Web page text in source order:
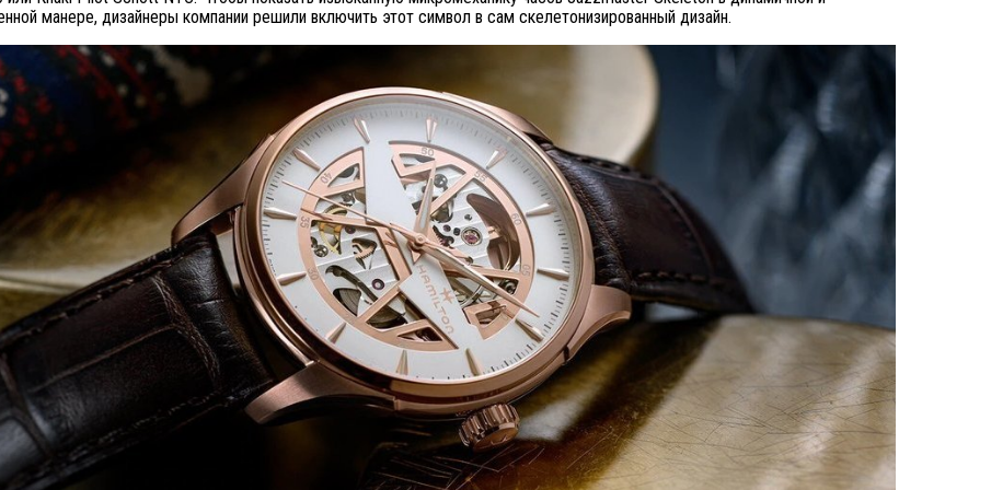
манере, дизайнеры компании решили включить этот символ в сам скелетонизированный дизайн.